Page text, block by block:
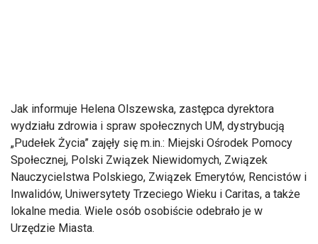
Jak informuje Helena Olszewska, zastępca dyrektora
wydziału zdrowia i spraw społecznych UM, dystrybucją
„Pudełek Życia” zajęły się m.in.: Miejski Ośrodek Pomocy
Społecznej, Polski Związek Niewidomych, Związek
Nauczycielstwa Polskiego, Związek Emerytów, Rencistów i
Inwalidów, Uniwersytety Trzeciego Wieku i Caritas, a także
lokalne media. Wiele osób osobiście odebrało je w
Urzędzie Miasta.